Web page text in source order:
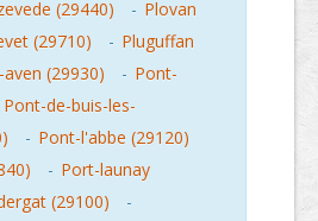
(29440) - Plovan
(29710) - Pluguffan
(29930) - Pont-
Pont-de-buis-les-
- Pont-l'abbe (29120)
- Port-launay
(29100)
-